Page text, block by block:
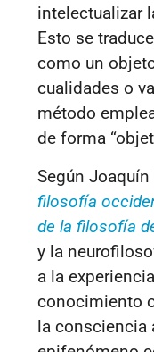
intelectualizar
Esto se
como un
cualidades o
método
de forma
Según
filosofía
de la filosofía
y la
a la
conocimiento
la consciencia